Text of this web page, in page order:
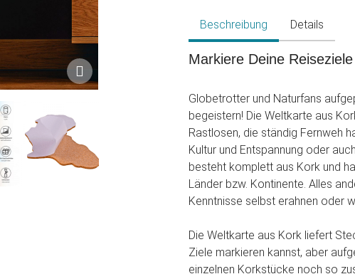
Beschreibung Details
Markiere Deine
Globetrotter und Naturfans
begeistern! Die Weltkarte aus
Rastlosen, die ständig Fernweh
Kultur und Entspannung oder
besteht komplett aus Kork und
Länder bzw. Kontinente. Alles
Kenntnisse selbst erahnen oder
Die Weltkarte aus Kork liefert
Ziele markieren kannst, aber
einzelnen Korkstücke noch so